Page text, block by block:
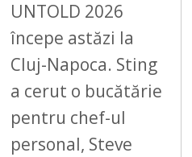
UNTOLD 2026
începe astăzi la
Cluj-Napoca. Sting
a cerut o bucătărie
pentru chef-ul
personal, Steve